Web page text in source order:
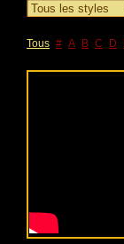
Tous # A B C D